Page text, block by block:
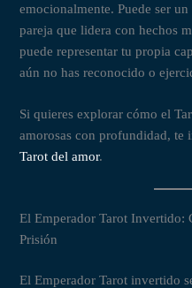
emocionalmente. Puede ser
pareja que lidera con hechos
puede representar tu propia
aún no has reconocido o
Si quieres explorar cómo el
amorosas con profundidad,
Tarot del amor.
El Emperador Tarot Invertido:
Prisión
El Emperador Tarot invertido